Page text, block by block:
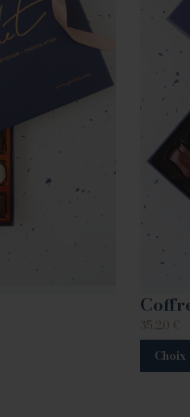
35.20 €
Choix